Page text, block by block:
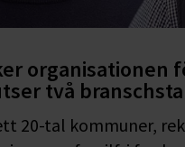
organisationen
två
20-tal kommuner,